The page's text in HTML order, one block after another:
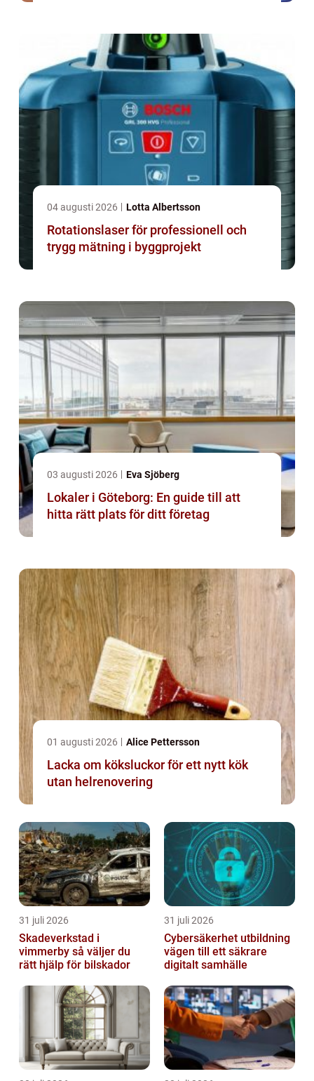
04 augusti 2026 Lotta Albertsson
Rotationslaser för professionell och
trygg mätning i byggprojekt
03 augusti 2026 Eva Sjöberg
Lokaler i Göteborg: En guide till att
hitta rätt plats för ditt företag
01 augusti 2026 Alice Pettersson
Lacka om köksluckor för ett nytt kök
utan helrenovering
31 juli 2026
Skadeverkstad i
vimmerby så väljer du
rätt hjälp för bilskador
31 juli 2026
Cybersäkerhet utbildning
vägen till ett säkrare
digitalt samhälle